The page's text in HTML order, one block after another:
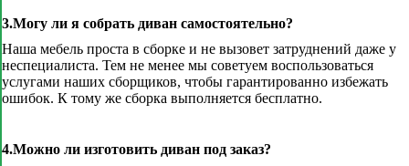
3.Могу ли я собрать диван самостоятельно?
Наша мебель проста в сборке и не вызовет затруднений даже у
неспециалиста. Тем не менее мы советуем воспользоваться
услугами наших сборщиков, чтобы гарантированно избежать
ошибок. К тому же сборка выполняется бесплатно.
4.Можно ли изготовить диван под заказ?